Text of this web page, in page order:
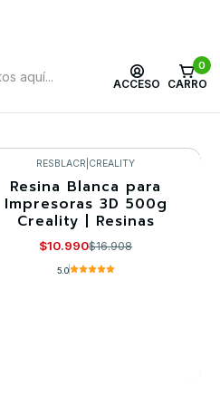
ACCESO
0
CARRO
-35%
Agotado
RESBLACR CREALITY
Resina Blanca para
Impresoras 3D 500g
Creality | Resinas
$10.990$16.908
5.0